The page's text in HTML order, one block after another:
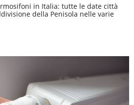
in Italia: tutte le date città
della Penisola nelle varie